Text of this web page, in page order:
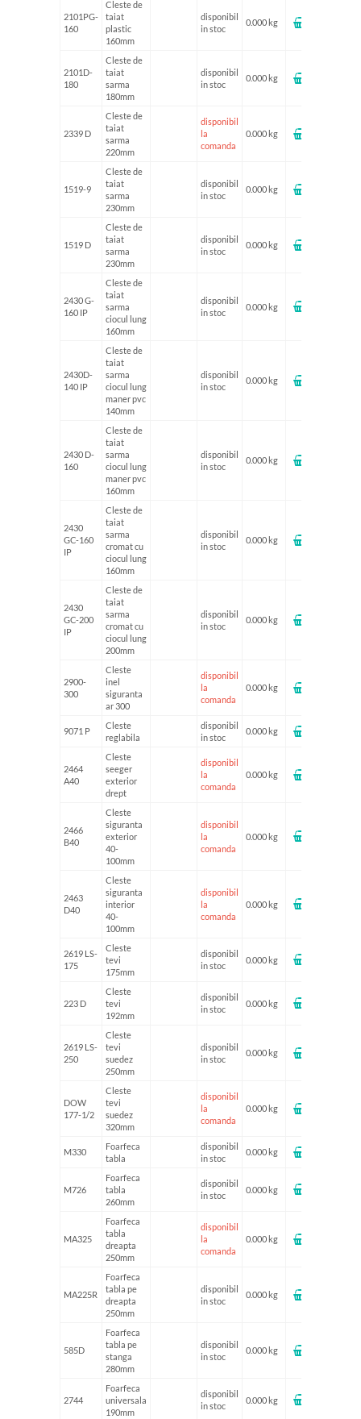
2101PG-
160
Cleste de
taiat
plastic
160mm
disponibil
in stoc
0.000 kg
2101D-
180
Cleste de
taiat
sarma
180mm
disponibil
in stoc
0.000 kg
2339 D
Cleste de
taiat
sarma
220mm
disponibil
la
comanda
0.000 kg
1519-9
Cleste de
taiat
sarma
230mm
disponibil
in stoc
0.000 kg
1519 D
Cleste de
taiat
sarma
230mm
disponibil
in stoc
0.000 kg
2430 G-
160 IP
Cleste de
taiat
sarma
ciocul lung
160mm
disponibil
in stoc
0.000 kg
2430D-
140 IP
Cleste de
taiat
sarma
ciocul lung
maner pvc
140mm
disponibil
in stoc
0.000 kg
2430 D-
160
Cleste de
taiat
sarma
ciocul lung
maner pvc
160mm
disponibil
in stoc
0.000 kg
2430
GC-160
IP
Cleste de
taiat
sarma
cromat cu
ciocul lung
160mm
disponibil
in stoc
0.000 kg
2430
GC-200
IP
Cleste de
taiat
sarma
cromat cu
ciocul lung
200mm
disponibil
in stoc
0.000 kg
2900-
300
Cleste
inel
siguranta
ar 300
disponibil
la
comanda
0.000 kg
9071 P
Cleste
reglabila
disponibil
in stoc
0.000 kg
2464
A40
Cleste
seeger
exterior
drept
disponibil
la
comanda
0.000 kg
2466
B40
Cleste
siguranta
exterior
40-
100mm
disponibil
la
comanda
0.000 kg
2463
D40
Cleste
siguranta
interior
40-
100mm
disponibil
la
comanda
0.000 kg
2619 LS-
175
Cleste
tevi
175mm
disponibil
in stoc
0.000 kg
223 D
Cleste
tevi
192mm
disponibil
in stoc
0.000 kg
2619 LS-
250
Cleste
tevi
suedez
250mm
disponibil
in stoc
0.000 kg
DOW
177-1/2
Cleste
tevi
suedez
320mm
disponibil
la
comanda
0.000 kg
M330
Foarfeca
tabla
disponibil
in stoc
0.000 kg
M726
Foarfeca
tabla
260mm
disponibil
in stoc
0.000 kg
MA325
Foarfeca
tabla
dreapta
250mm
disponibil
la
comanda
0.000 kg
MA225R
Foarfeca
tabla pe
dreapta
250mm
disponibil
in stoc
0.000 kg
585D
Foarfeca
tabla pe
stanga
280mm
disponibil
in stoc
0.000 kg
2744
Foarfeca
universala
190mm
disponibil
in stoc
0.000 kg